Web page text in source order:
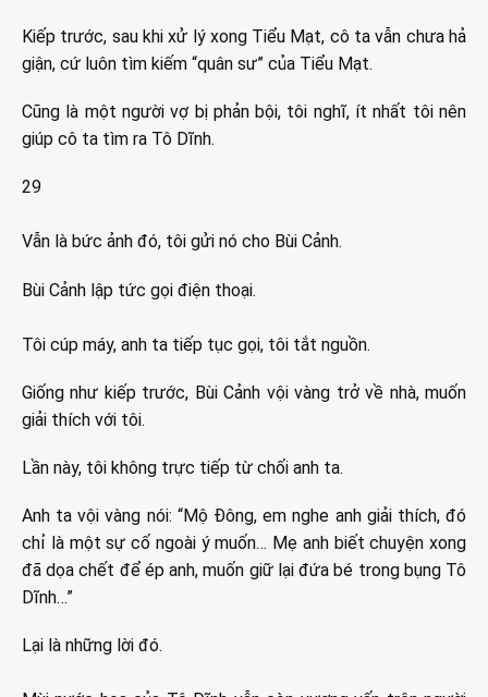
Kiếp trước, sau khi xử lý xong Tiểu Mạt, cô ta vẫn chưa hả
giận, cứ luôn tìm kiếm “quân sư” của Tiểu Mạt.
Cũng là một người vợ bị phản bội, tôi nghĩ, ít nhất tôi nên
giúp cô ta tìm ra Tô Dĩnh.
29
Vẫn là bức ảnh đó, tôi gửi nó cho Bùi Cảnh.
Bùi Cảnh lập tức gọi điện thoại.
Tôi cúp máy, anh ta tiếp tục gọi, tôi tắt nguồn.
Giống như kiếp trước, Bùi Cảnh vội vàng trở về nhà, muốn
giải thích với tôi.
Lần này, tôi không trực tiếp từ chối anh ta.
Anh ta vội vàng nói: “Mộ Đông, em nghe anh giải thích, đó
chỉ là một sự cố ngoài ý muốn… Mẹ anh biết chuyện xong
đã dọa chết để ép anh, muốn giữ lại đứa bé trong bụng Tô
Dĩnh…”
Lại là những lời đó.